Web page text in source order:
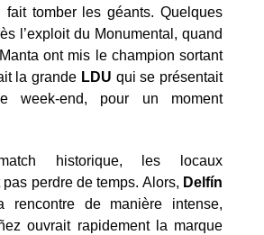
fait tomber les géants. Quelques
l’exploit du Monumental, quand
ont mis le champion sortant
la grande LDU qui se présentait
week-end, pour un moment
historique, les locaux
pas perdre de temps. Alors, Delfín
rencontre de manière intense,
ouvrait rapidement la marque